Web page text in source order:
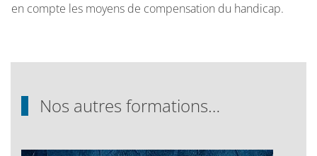
en compte les moyens de compensation du handicap.
Nos autres formations…